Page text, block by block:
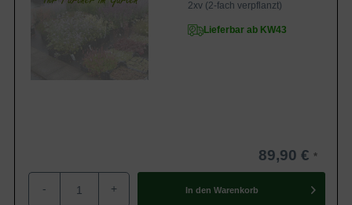
2xv (2-fach verpflanzt)
Lieferbar ab KW43
89,90 €
- + In den Warenkorb